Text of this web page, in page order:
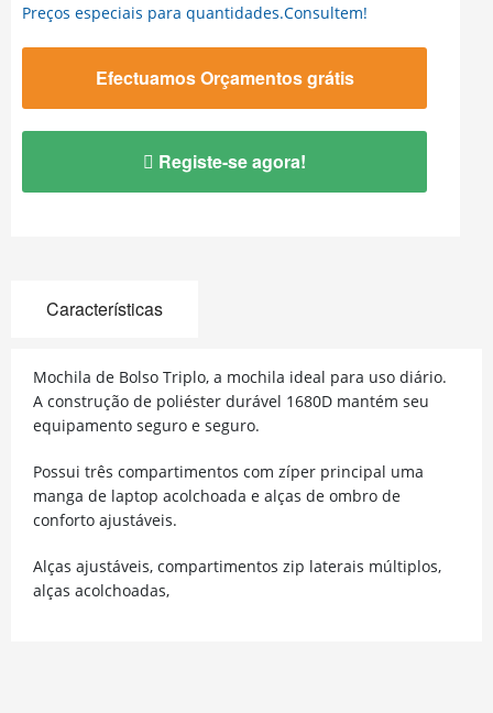
Preços especiais para quantidades.Consultem!
Efectuamos Orçamentos grátis
Registe-se agora!
Características
Mochila de Bolso Triplo, a mochila ideal para uso diário.
A construção de poliéster durável 1680D mantém seu
equipamento seguro e seguro.
Possui três compartimentos com zíper principal uma
manga de laptop acolchoada e alças de ombro de
conforto ajustáveis.
Alças ajustáveis, compartimentos zip laterais múltiplos,
alças acolchoadas,